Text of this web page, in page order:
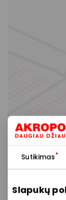
Sutikimas
Slapukų